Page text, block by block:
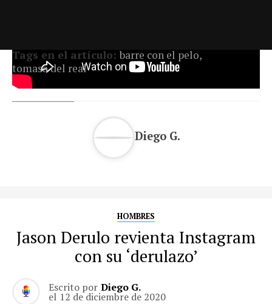
Tags en el artículo: barre con el pelo,
tomasa del real
Diego G.
HOMBRES
Jason Derulo revienta Instagram
con su ‘derulazo’
Escrito por Diego G.
el 12 de diciembre de 2020